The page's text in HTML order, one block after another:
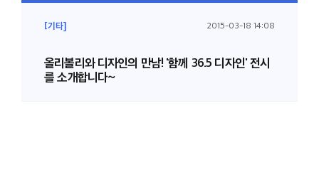
[기타] 2015-03-18 14:08
올리볼리와 디자인의 만남! '함께 36.5 디자인' 전시
를 소개합니다~